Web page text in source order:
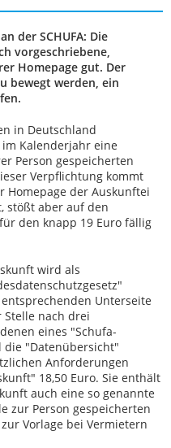
der SCHUFA: Die
vorgeschriebene,
Homepage gut. Der
bewegt werden, ein
in Deutschland
Kalenderjahr eine
Person gespeicherten
Verpflichtung kommt
Homepage der Auskunftei
stößt aber auf den
den knapp 19 Euro fällig
wird als
Unterseite
nach drei
eines "Schufa-
die "Datenübersicht"
Anforderungen
18,50 Euro. Sie enthält
auch eine so genannte
zur Person gespeicherten
Vorlage bei Vermietern